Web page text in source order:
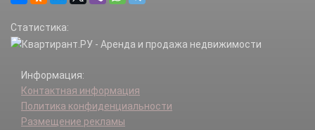
Статистика:
Информация:
Контактная информация
Политика конфиденциальности
Размещение рекламы